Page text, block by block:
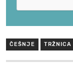
ČEŠNJE TRŽNICA